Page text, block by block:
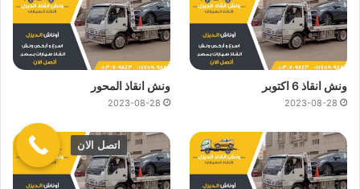
ونش انقاذ 6 اكتوبر
2023-08-28
ونش انقاذ المحور
2023-08-28
اتصل الان